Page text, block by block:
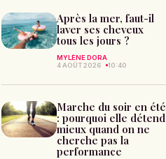
Après la mer, faut-il
laver ses cheveux
tous les jours ?
MYLÈNE DORA
4 AOÛT 2026
10:40
Marche du soir en été
: pourquoi elle détend
mieux quand on ne
cherche pas la
performance